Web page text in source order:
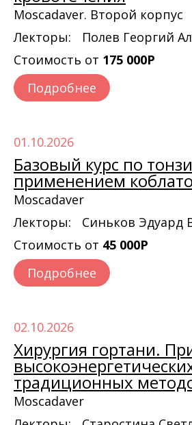
Moscadaver. Второй корпус
Лекторы:
Полев Георгий
Стоимость от 175 000Р
Подробнее
01.10.2026
Базовый курс по
применением
Moscadaver
Лекторы:
Синьков Эдуард
Стоимость от 45 000Р
Подробнее
02.10.2026
Хирургия гортани.
традиционных
Moscadaver